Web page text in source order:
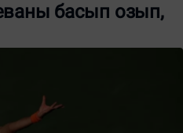
басып озып,